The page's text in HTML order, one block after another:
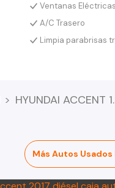
Ventanas Eléctricas
A/C Trasero
Limpia parabrisas
HYUNDAI ACCENT
Más Autos Usados